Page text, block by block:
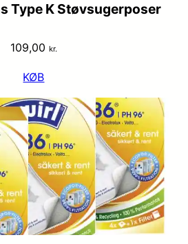
Type K Støvsugerposer
109,00 kr.
KØB